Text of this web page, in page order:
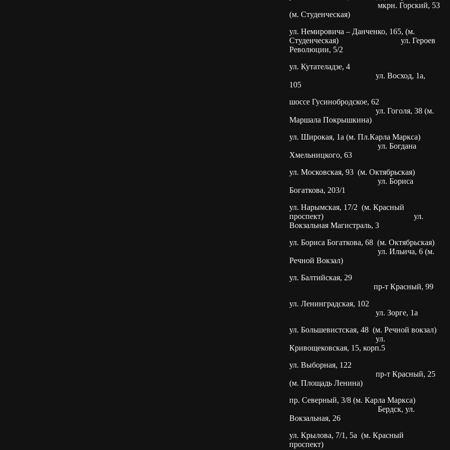
мкрн. Горский, 53
(м. Студенческая)
ул. Немировича – Данченко, 165, (м.
Студенческая) ул. Героев
Революции, 5/2
ул. Кутателадзе, 4
ул. Восход, 1а,
105
шоссе Гусинобродское, 62
ул. Гоголя, 38 (м.
Маршала Покрышкина)
ул. Широкая, 1а (м. Пл.Карла Маркса)
ул. Богдана
Хмельницкого, 63
ул. Московская, 93 (м. Октябрьская)
ул. Бориса
Богаткова, 203/1
ул. Нарымская, 17/2 (м. Красный
проспект) ул.
Вокзальная Магистраль, 3
ул. Бориса Богаткова, 68 (м. Октябрьская)
ул. Ильича, 6 (м.
Речной Вокзал)
ул. Балтийская, 29
пр-т Красный, 99
ул. Ленинградская, 102
ул. Зорге, 1а
ул. Большевистская, 48 (м. Речной вокзал)
ул.
Кривощековская, 15, корп.5
ул. Выборная, 122
пр-т Красный, 25
(м. Площадь Ленина)
пр. Северный, 3/8 (м. Карла Маркса)
Бердск, ул.
Вокзальная, 26
ул. Крылова, 7/1, 5а (м. Красный
проспект)